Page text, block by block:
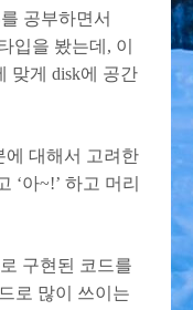
공부하면서
입을 봤는데, 이
맞게 disk에 공간
에 대해서 고려한
‘아~!’ 하고 머리
구현된 코드를
로 많이 쓰이는